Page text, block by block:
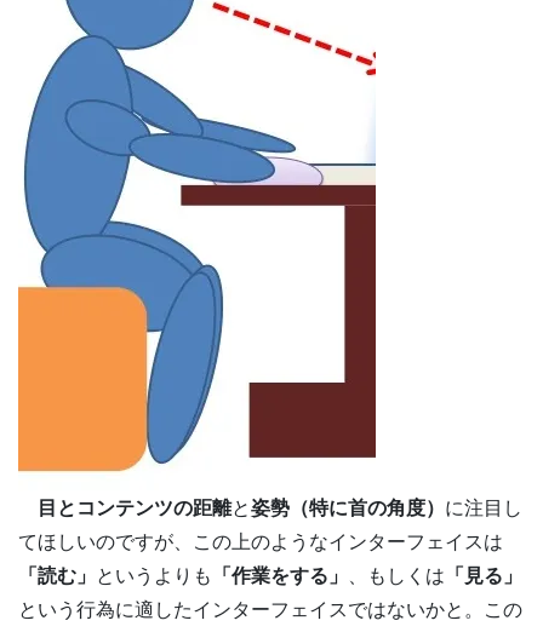
目とコンテンツの距離と姿勢（特に首の角度） に注目し
てほしいのですが、この上のようなインターフェイスは
「読む」 というよりも 「作業をする」 、もしくは 「見る」
という行為に適したインターフェイスではないかと。この